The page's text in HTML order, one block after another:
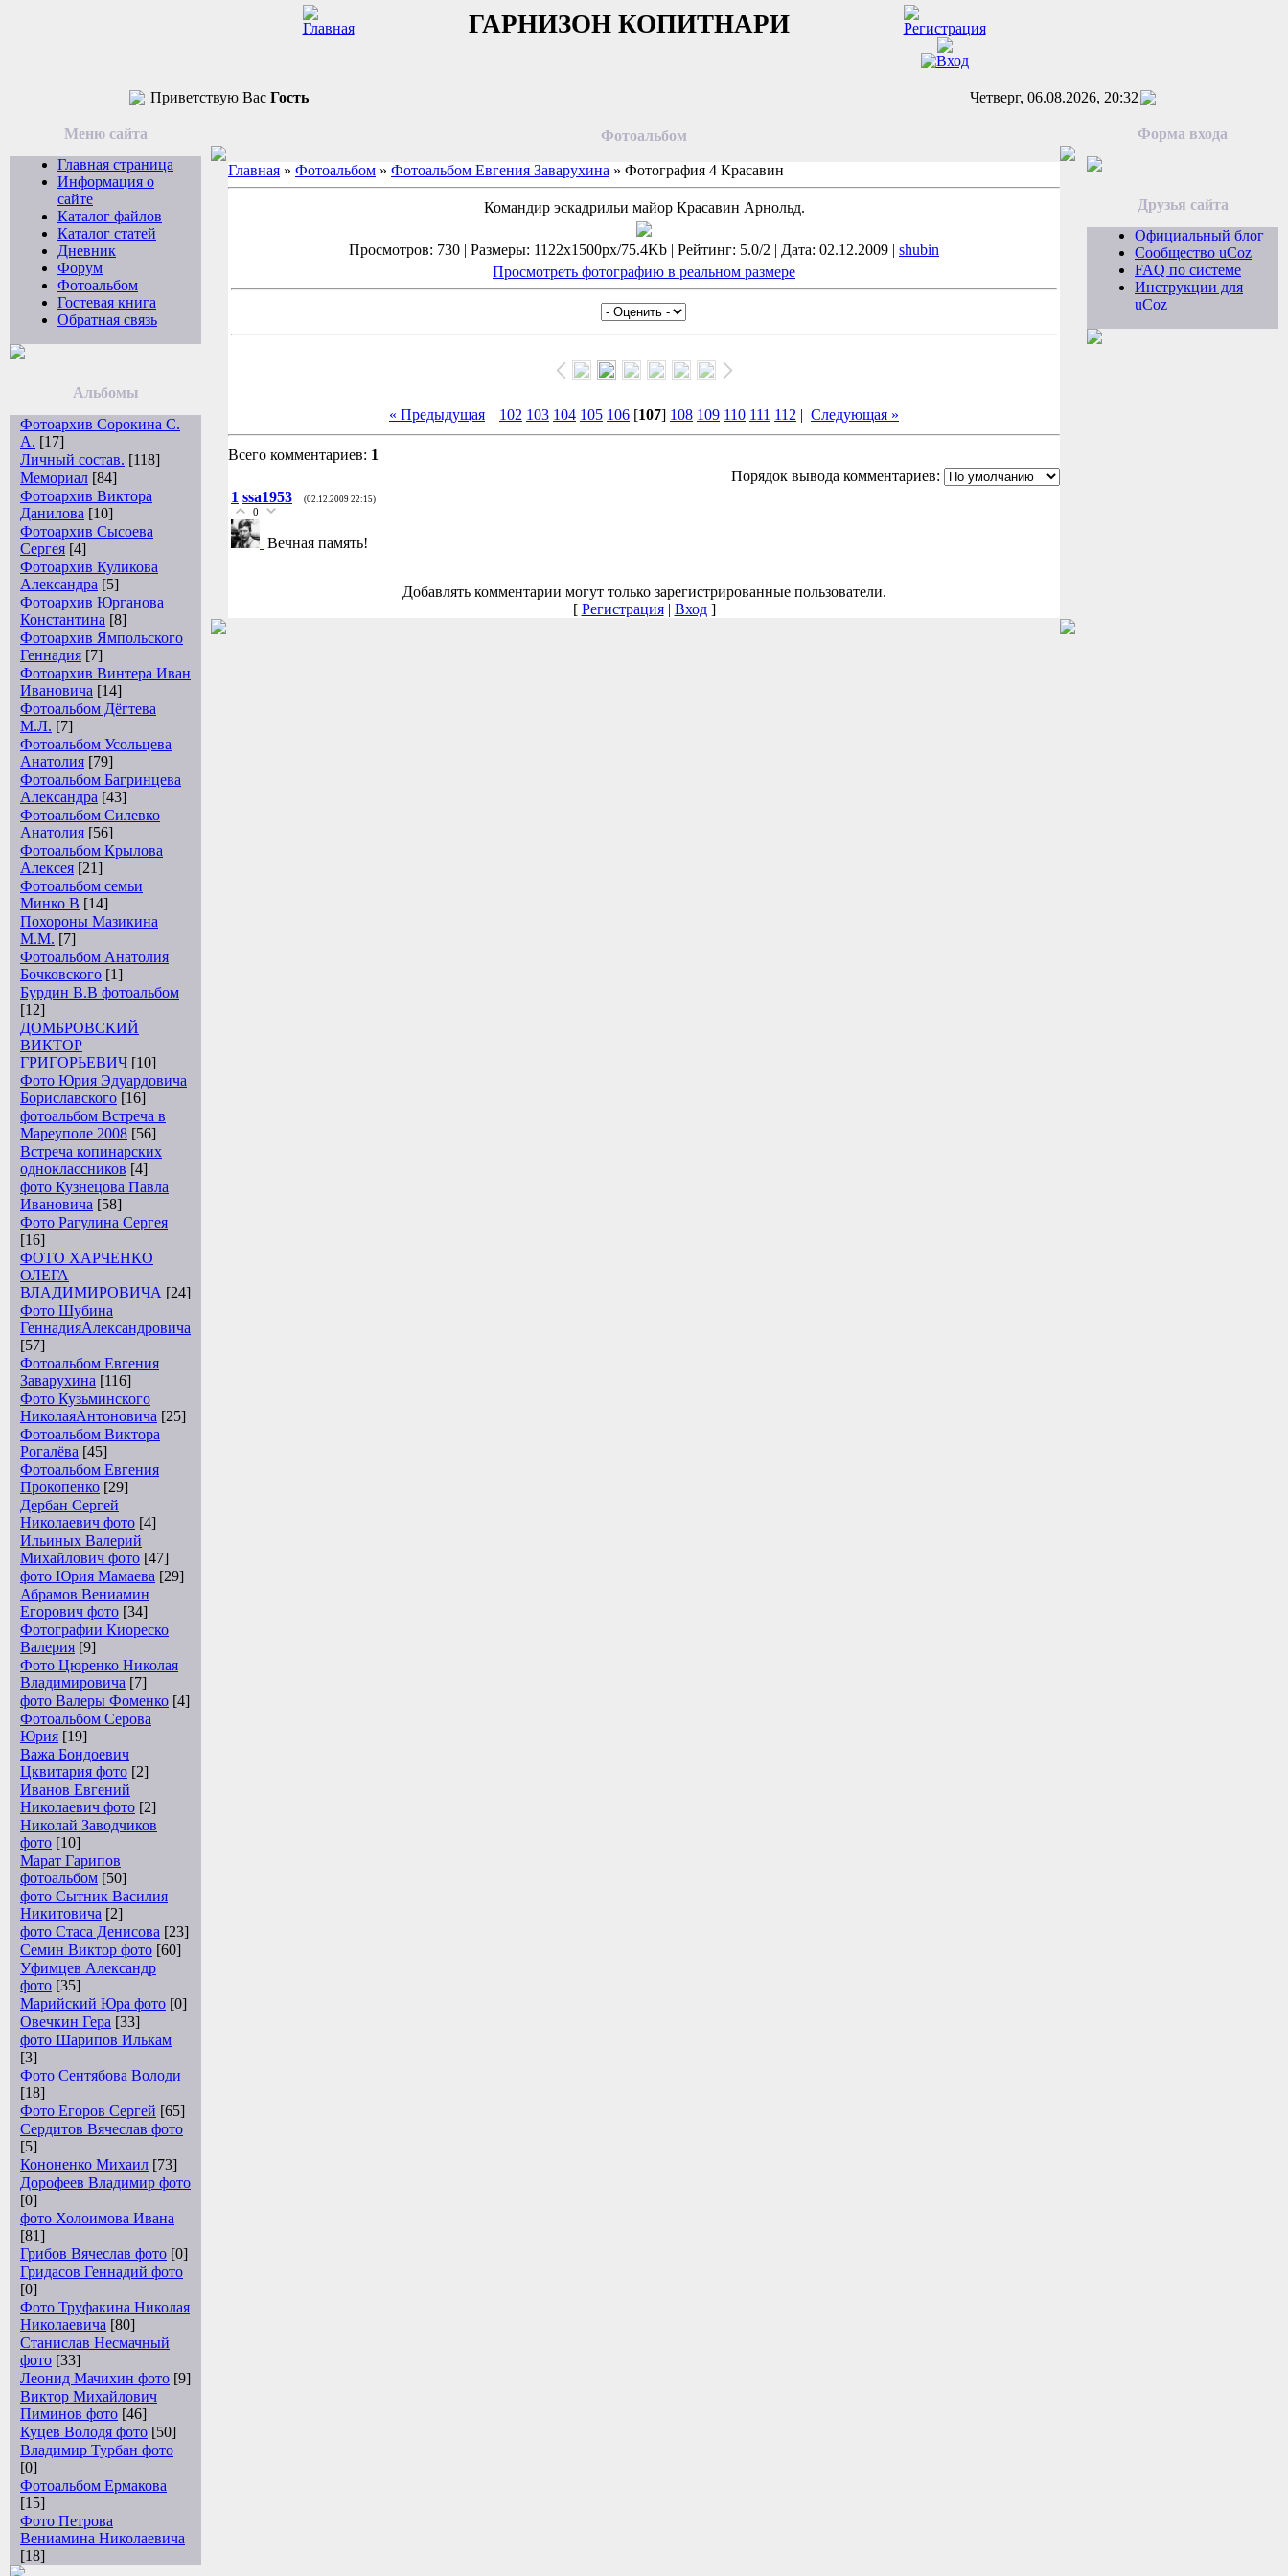
ГАРНИЗОН КОПИТНАРИ
Приветствую Вас Гость Четверг, 06.08.2026, 20:32
Меню сайта
Главная страница
Информация о
сайте
Каталог файлов
Каталог статей
Дневник
Форум
Фотоальбом
Гостевая книга
Обратная связь
Альбомы
Фотоархив Сорокина С.
А. [17]
Личный состав. [118]
Мемориал [84]
Фотоархив Виктора
Данилова [10]
Фотоархив Сысоева
Сергея [4]
Фотоархив Куликова
Александра [5]
Фотоархив Юрганова
Константина [8]
Фотоархив Ямпольского
Геннадия [7]
Фотоархив Винтера Иван
Ивановича [14]
Фотоальбом Дёгтева
М.Л. [7]
Фотоальбом Усольцева
Анатолия [79]
Фотоальбом Багринцева
Александра [43]
Фотоальбом Силевко
Анатолия [56]
Фотоальбом Крылова
Алексея [21]
Фотоальбом семьи
Минко В [14]
Похороны Мазикина
М.М. [7]
Фотоальбом Анатолия
Бочковского [1]
Бурдин В.В фотоальбом
[12]
ДОМБРОВСКИЙ
ВИКТОР
ГРИГОРЬЕВИЧ [10]
Фото Юрия Эдуардовича
Бориславского [16]
фотоальбом Встреча в
Мареуполе 2008 [56]
Встреча копинарских
одноклассников [4]
фото Кузнецова Павла
Ивановича [58]
Фото Рагулина Сергея
[16]
ФОТО ХАРЧЕНКО
ОЛЕГА
ВЛАДИМИРОВИЧА [24]
Фото Шубина
ГеннадияАлександровича
[57]
Фотоальбом Евгения
Заварухина [116]
Фото Кузьминского
НиколаяАнтоновича [25]
Фотоальбом Виктора
Рогалёва [45]
Фотоальбом Евгения
Прокопенко [29]
Дербан Сергей
Николаевич фото [4]
Ильиных Валерий
Михайлович фото [47]
фото Юрия Мамаева [29]
Абрамов Вениамин
Егорович фото [34]
Фотографии Киореско
Валерия [9]
Фото Цюренко Николая
Владимировича [7]
фото Валеры Фоменко [4]
Фотоальбом Серова
Юрия [19]
Важа Бондоевич
Цквитария фото [2]
Иванов Евгений
Николаевич фото [2]
Николай Заводчиков
фото [10]
Марат Гарипов
фотоальбом [50]
фото Сытник Василия
Никитовича [2]
фото Стаса Денисова [23]
Семин Виктор фото [60]
Уфимцев Александр
фото [35]
Марийский Юра фото [0]
Овечкин Гера [33]
фото Шарипов Илькам
[3]
Фото Сентябова Володи
[18]
Фото Егоров Сергей [65]
Сердитов Вячеслав фото
[5]
Кононенко Михаил [73]
Дорофеев Владимир фото
[0]
фото Холоимова Ивана
[81]
Грибов Вячеслав фото [0]
Гридасов Геннадий фото
[0]
Фото Труфакина Николая
Николаевича [80]
Станислав Несмачный
фото [33]
Леонид Мачихин фото [9]
Виктор Михайлович
Пиминов фото [46]
Куцев Володя фото [50]
Владимир Турбан фото
[0]
Фотоальбом Ермакова
[15]
Фото Петрова
Вениамина Николаевича
[18]
Фотоальбом
Главная » Фотоальбом » Фотоальбом Евгения Заварухина » Фотография 4 Красавин
Командир эскадрильи майор Красавин Арнольд.
Просмотров: 730 | Размеры: 1122x1500px/75.4Kb | Рейтинг: 5.0/2 | Дата: 02.12.2009 | shubin
Просмотреть фотографию в реальном размере
« Предыдущая | 102 103 104 105 106 [107] 108 109 110 111 112 | Следующая »
Всего комментариев: 1
Порядок вывода комментариев:
1 ssa1953 (02.12.2009 22:15)
0
Вечная память!
Добавлять комментарии могут только зарегистрированные пользователи.
[ Регистрация| Вход]
Форма входа
Друзья сайта
Официальный блог
Сообщество uCoz
FAQ по системе
Инструкции для
uCoz